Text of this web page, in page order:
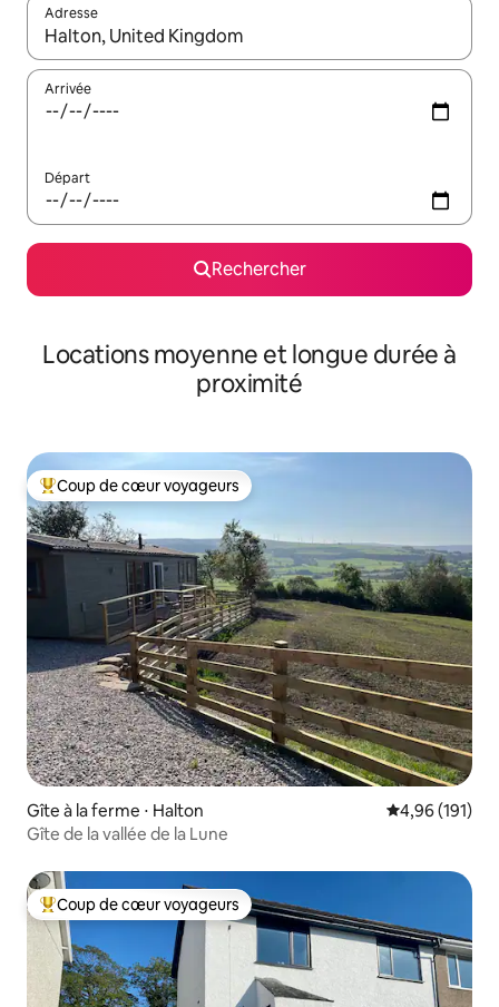
Adresse
Lorsque les résultats s'affichent, utilisez les flèches vers le
Arrivée
Départ
Rechercher
Locations moyenne et longue durée à
proximité
Coups de cœur voyageurs les plus appréciés
Coup de cœur voyageurs
Gîte à la ferme ⋅ Halton Évaluation
4,96 (191)
Gîte de la vallée de la Lune
Coups de cœur voyageurs les plus appréciés
Coup de cœur voyageurs